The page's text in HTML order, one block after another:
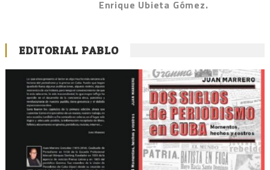
Enrique Ubieta Gómez.
EDITORIAL PABLO